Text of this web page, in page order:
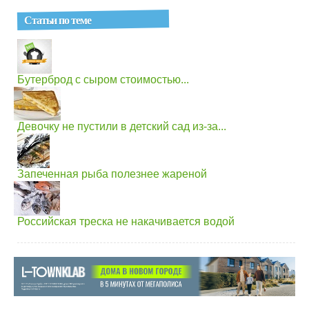
Статьи по теме
Бутерброд с сыром стоимостью...
Девочку не пустили в детский сад из-за...
Запеченная рыба полезнее жареной
Российская треска не накачивается водой